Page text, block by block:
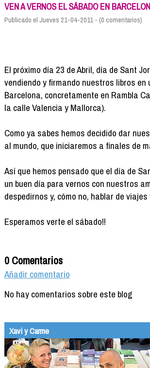
Info viajeros
VEN A VERNOS EL SÁBADO EN
Publicado el Jueves 21-04-2011 - (0 comentarios)
El próximo día 23 de Abril, día de Sant
vendiendo y firmando nuestros libros en
Barcelona, concretamente en Rambla
la calle Valencia y Mallorca).
Como ya sabes hemos decidido dar
al mundo, que iniciaremos a finales de
Así que hemos pensado que el día de
un buen día para vernos con nuestros
despedirnos y, cómo no, hablar de viajes
Esperamos verte el sábado!!
0 Comentarios
Añadir comentario
No hay comentarios sobre este blog
Xavi y Carme